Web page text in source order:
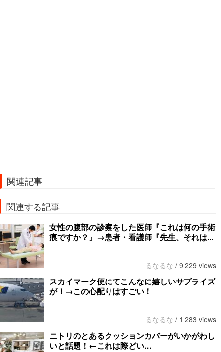
関連記事
関連する記事
女性の腹部の診察をした医師『これは何の手術
痕ですか？』→患者・看護師『先生、それは...
るなるな / 9,229 views
スカイマーク便にてこんなに嬉しいサプライズ
が！→この心配りはすごい！
るなるな / 1,283 views
ニトリのとあるクッションカバーがいかがわし
いと話題！←これは際どい…